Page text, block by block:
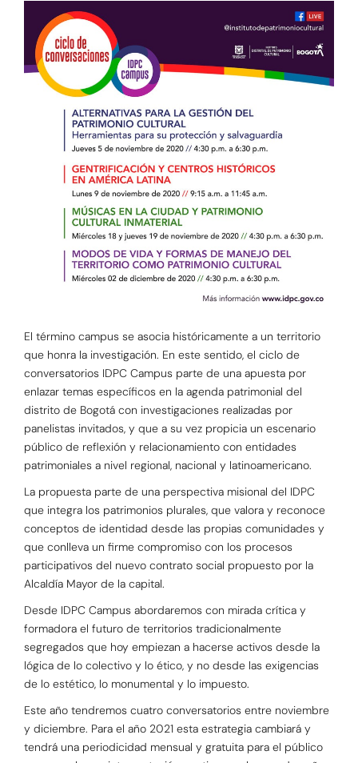
El término campus se asocia históricamente a un territorio
que honra la investigación. En este sentido, el ciclo de
conversatorios IDPC Campus parte de una apuesta por
enlazar temas específicos en la agenda patrimonial del
distrito de Bogotá con investigaciones realizadas por
panelistas invitados, y que a su vez propicia un escenario
público de reflexión y relacionamiento con entidades
patrimoniales a nivel regional, nacional y latinoamericano.
La propuesta parte de una perspectiva misional del IDPC
que integra los patrimonios plurales, que valora y reconoce
conceptos de identidad desde las propias comunidades y
que conlleva un firme compromiso con los procesos
participativos del nuevo contrato social propuesto por la
Alcaldía Mayor de la capital.
Desde IDPC Campus abordaremos con mirada crítica y
formadora el futuro de territorios tradicionalmente
segregados que hoy empiezan a hacerse activos desde la
lógica de lo colectivo y lo ético, y no desde las exigencias
de lo estético, lo monumental y lo impuesto.
Este año tendremos cuatro conversatorios entre noviembre
y diciembre. Para el año 2021 esta estrategia cambiará y
tendrá una periodicidad mensual y gratuita para el público